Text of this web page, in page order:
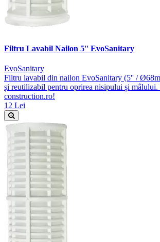
Filtru Lavabil Nailon 5'' EvoSanitary
EvoSanitary
Filtru lavabil din nailon EvoSanitary (5'' /
și reutilizabil pentru oprirea nisipului și mâlului.
construction.ro!
12 Lei